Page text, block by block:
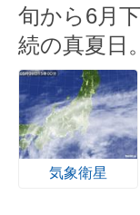
旬から6月
続の真夏日。
気象衛星